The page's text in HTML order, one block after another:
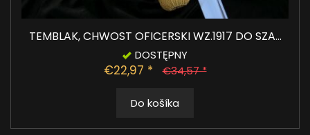
TEMBLAK, CHWOST OFICERSKI WZ.1917 DO SZA...
DOSTĘPNY
€22,97 * €34,57 *
Do košíka